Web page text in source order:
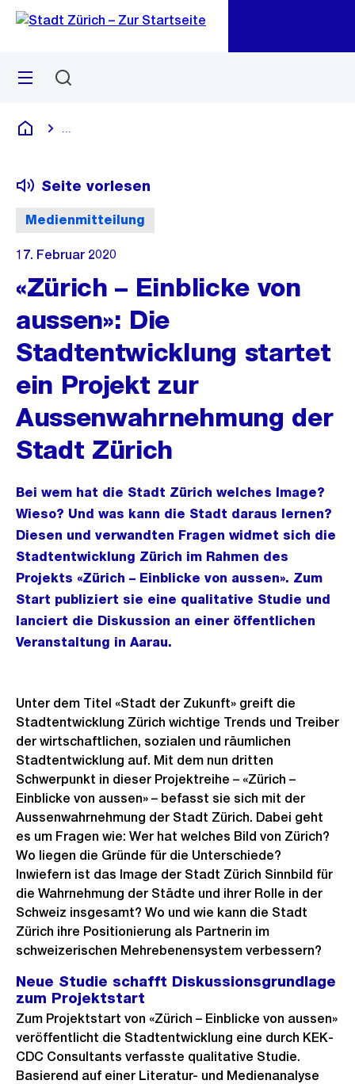
Navigation
Sprunglink
Menü
Deutsch
Medienmitteilung
Seite vorlesen
17. Februar 2020
«Zürich – Einblicke von
aussen»: Die
Stadtentwicklung startet
ein Projekt zur
Aussenwahrnehmung der
Stadt Zürich
Bei wem hat die Stadt Zürich welches Image?
Wieso? Und was kann die Stadt daraus lernen?
Diesen und verwandten Fragen widmet sich die
Stadtentwicklung Zürich im Rahmen des
Projekts «Zürich – Einblicke von aussen». Zum
Start publiziert sie eine qualitative Studie und
lanciert die Diskussion an einer öffentlichen
Veranstaltung in Aarau.
Unter dem Titel «Stadt der Zukunft» greift die
Stadtentwicklung Zürich wichtige Trends und Treiber
der wirtschaftlichen, sozialen und räumlichen
Stadtentwicklung auf. Mit dem nun dritten
Schwerpunkt in dieser Projektreihe – «Zürich –
Einblicke von aussen» – befasst sie sich mit der
Aussenwahrnehmung der Stadt Zürich. Dabei geht
es um Fragen wie: Wer hat welches Bild von Zürich?
Wo liegen die Gründe für die Unterschiede?
Inwiefern ist das Image der Stadt Zürich Sinnbild für
die Wahrnehmung der Städte und ihrer Rolle in der
Schweiz insgesamt? Wo und wie kann die Stadt
Zürich ihre Positionierung als Partnerin im
schweizerischen Mehrebenensystem verbessern?
Neue Studie schafft Diskussionsgrundlage
zum Projektstart
Zum Projektstart von «Zürich – Einblicke von aussen»
veröffentlicht die Stadtentwicklung eine durch KEK-
CDC Consultants verfasste qualitative Studie.
Basierend auf einer Literatur- und Medienanalyse